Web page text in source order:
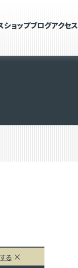
ショップブログアクセス
る